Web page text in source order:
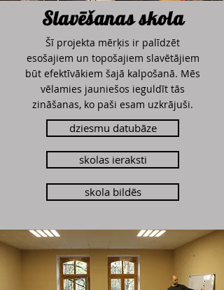
Slavēšanasskola
Šī projekta mērķis ir palīdzēt
esošajiem un topošajiem slavētājiem
būt efektīvākiem šajā kalpošanā. Mēs
vēlamies jauniešos ieguldīt tās
zināšanas, ko paši esam uzkrājuši.
dziesmu datubāze
skolas ieraksti
skola bildēs